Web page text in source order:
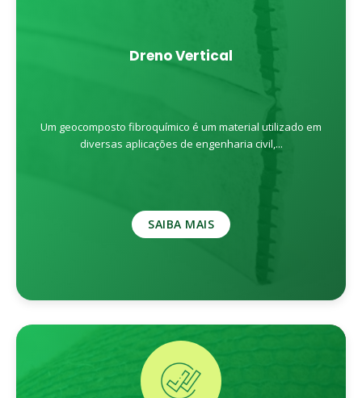
Dreno Vertical
Um geocomposto fibroquímico é um material utilizado em
diversas aplicações de engenharia civil,...
SAIBA MAIS